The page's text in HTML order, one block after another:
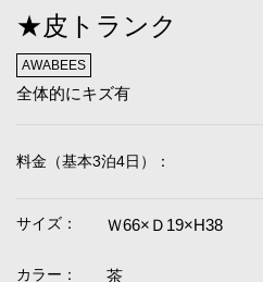
★皮トランク
AWABEES
全体的にキズ有
料金（基本3泊4日）：
サイズ： Ｗ66×Ｄ19×H38
カラー： 茶